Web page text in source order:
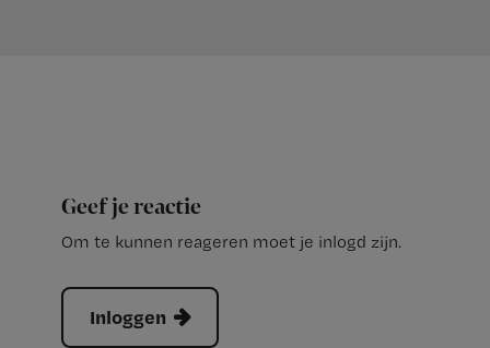
Geef je reactie
Om te kunnen reageren moet je inlogd zijn.
Inloggen